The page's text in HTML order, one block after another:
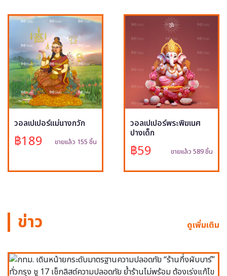
วอลเปเปอร์แม่นางกวัก
฿189 ขายแล้ว 155 ชิ้น
วอลเปเปอร์พระพิฆเนศ
ปางเด็ก
฿59 ขายแล้ว 589 ชิ้น
ข่าว ดูเพิ่มเติม